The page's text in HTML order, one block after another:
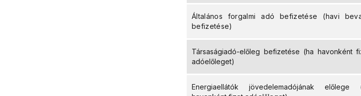
Általános forgalmi adó befizetése (havi
befizetése)
Társaságiadó-előleg befizetése (ha havonként
adóelőleget)
Energiaellátók jövedelemadójának előlege